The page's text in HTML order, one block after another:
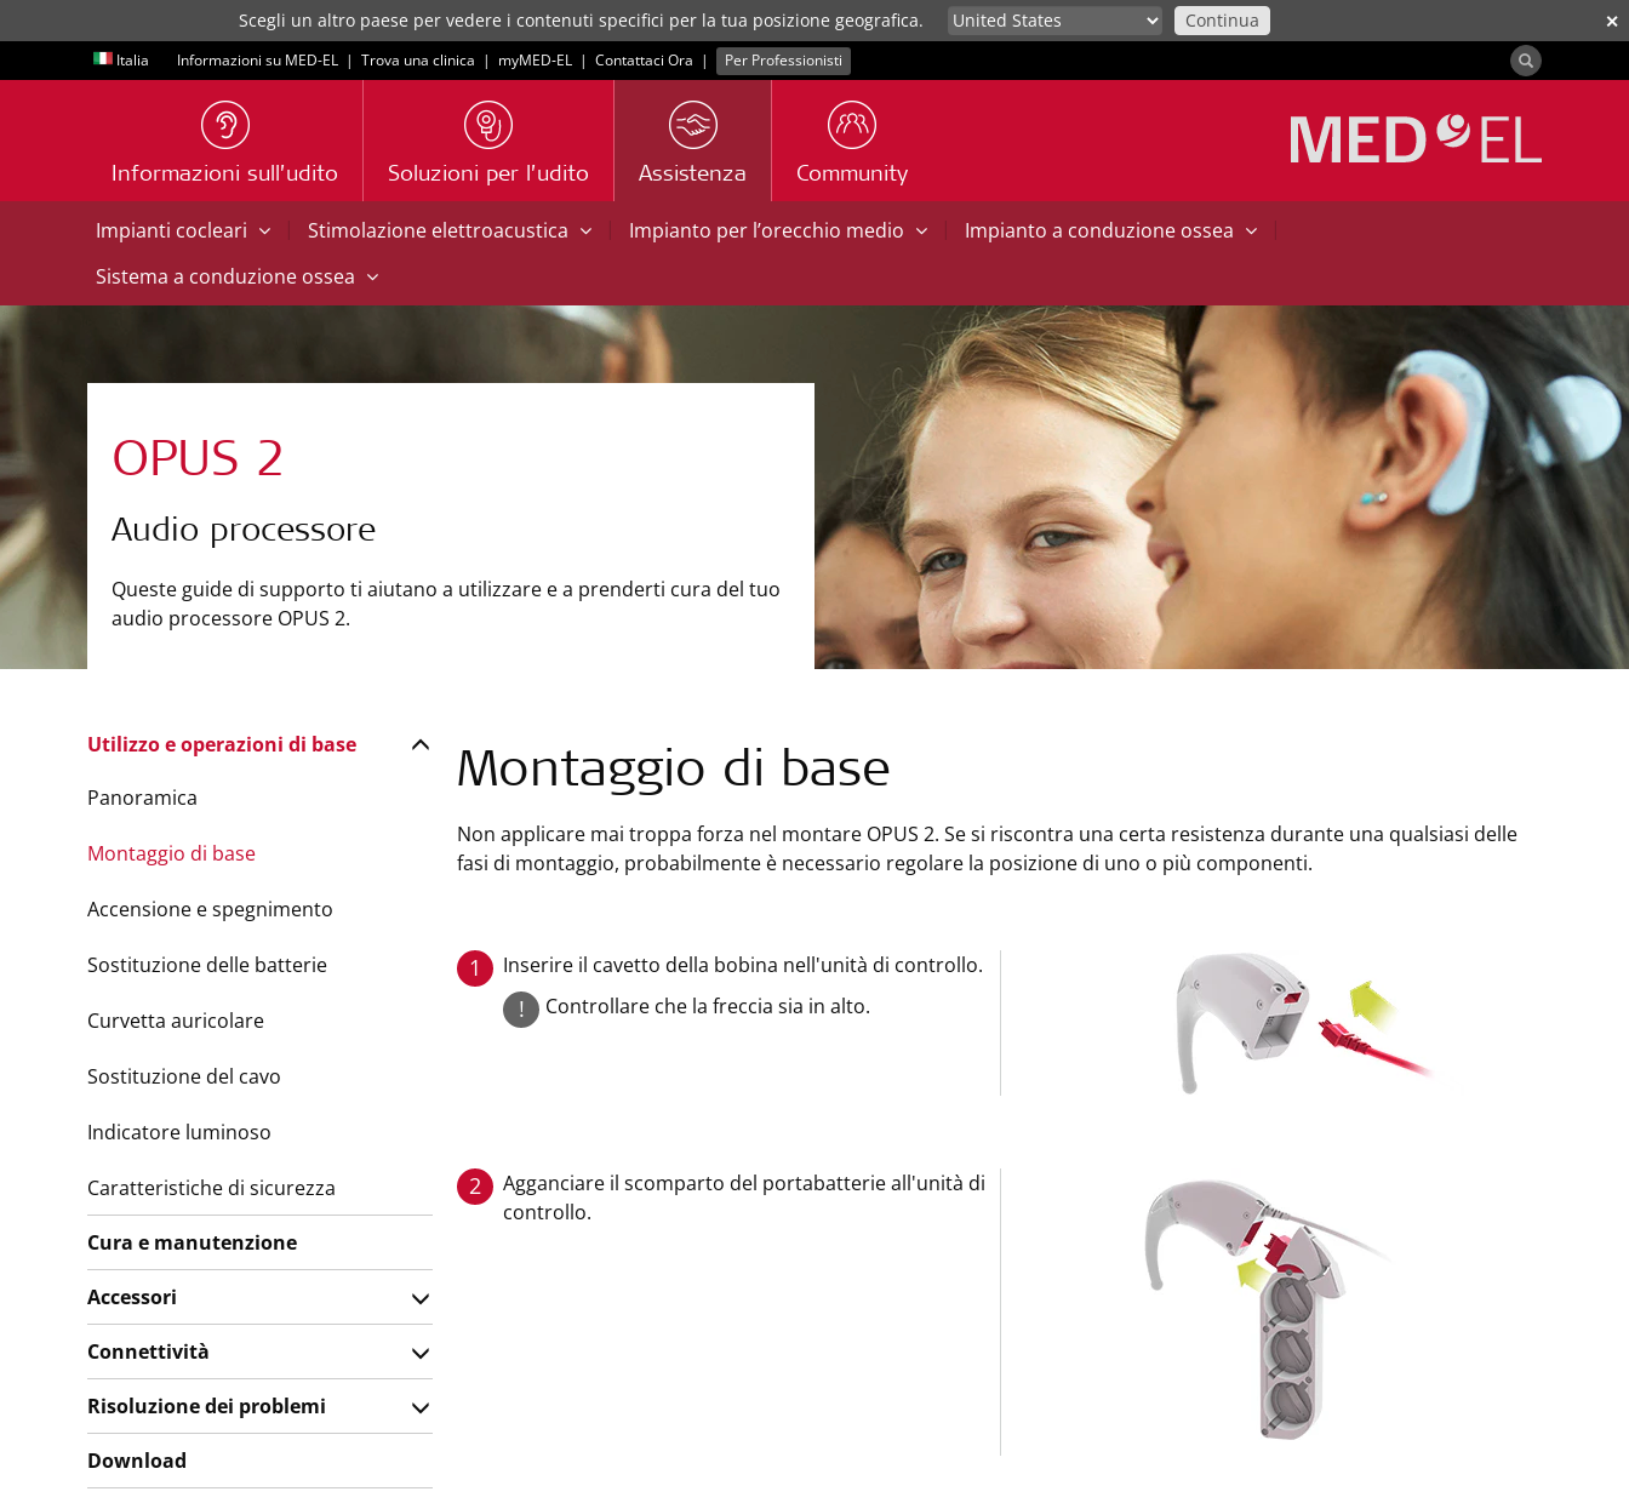
✕
Scegli un altro paese per vedere i contenuti specifici per la tua posizione geografica. Continua
Italia Informazioni su MED-EL | Trova una clinica | myMED‑EL | Contattaci Ora | Per Professionisti
Informazioni sull’udito Soluzioni per l’udito Assistenza Community
Impianti cocleari | Stimolazione elettroacustica | Impianto per l’orecchio medio | Impianto a conduzione ossea
|
Sistema a conduzione ossea
OPUS 2
Audio processore
Queste guide di supporto ti aiutano a utilizzare e a prenderti cura del tuo
audio processore OPUS 2.
Montaggio di base
Non applicare mai troppa forza nel montare OPUS 2. Se si riscontra una certa resistenza durante una qualsiasi delle
fasi di montaggio, probabilmente è necessario regolare la posizione di uno o più componenti.
1 Inserire il cavetto della bobina nell'unità di controllo.
! Controllare che la freccia sia in alto.
2
Agganciare il scomparto del portabatterie all'unità di
controllo.
Utilizzo e operazioni di base
Panoramica
Montaggio di base
Accensione e spegnimento
Sostituzione delle batterie
Curvetta auricolare
Sostituzione del cavo
Indicatore luminoso
Caratteristiche di sicurezza
Cura e manutenzione
Accessori
Connettività
Risoluzione dei problemi
Download